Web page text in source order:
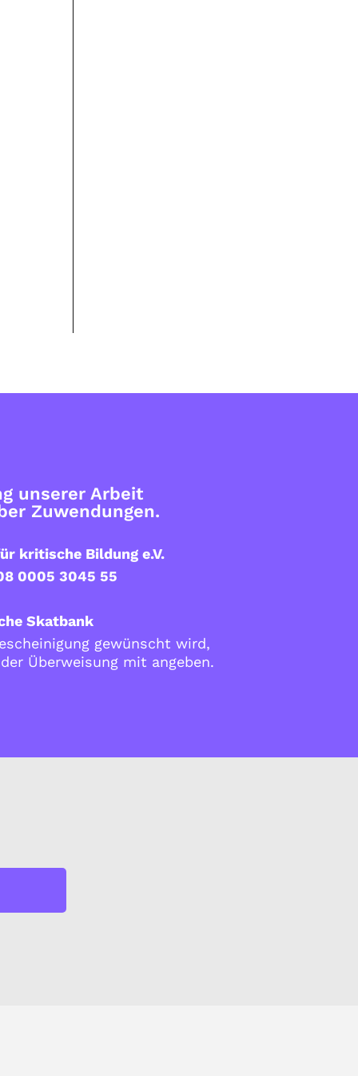
unserer Arbeit
Zuwendungen.
kritische Bildung e.V.
0005 3045 55
Skatbank
gewünscht wird,
Überweisung mit angeben.